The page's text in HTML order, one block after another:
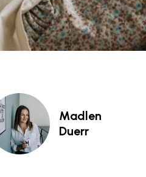
Madlen
Duerr